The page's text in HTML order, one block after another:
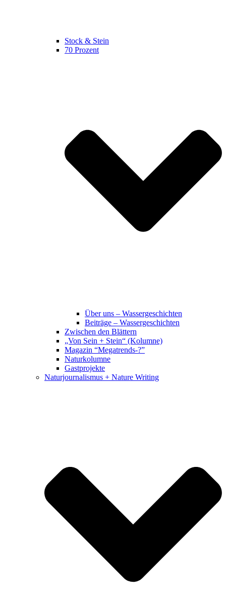
Stock & Stein
70 Prozent
Über uns – Wassergeschichten
Beiträge – Wassergeschichten
Zwischen den Blättern
„Von Sein + Stein“ (Kolumne)
Magazin “Megatrends-?”
Naturkolumne
Gastprojekte
Naturjournalismus + Nature Writing